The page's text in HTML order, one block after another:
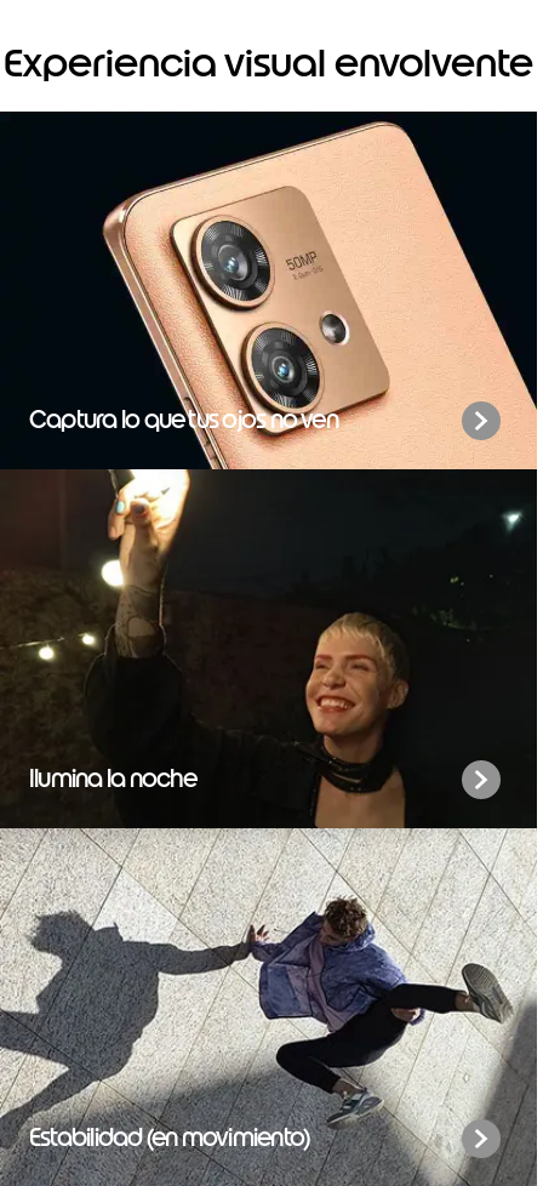
Experiencia visual envolvente
Captura lo que tus ojos no ven
Ilumina la noche
Estabilidad (en movimiento)